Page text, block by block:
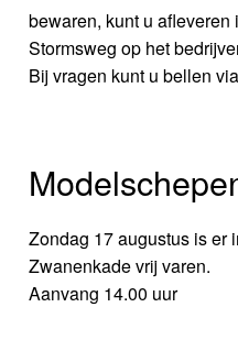
bewaren, kunt u
Stormsweg op het
Bij vragen kunt u bellen
Zondag 17 augustus is er
Zwanenkade vrij varen.
Aanvang 14.00 uur